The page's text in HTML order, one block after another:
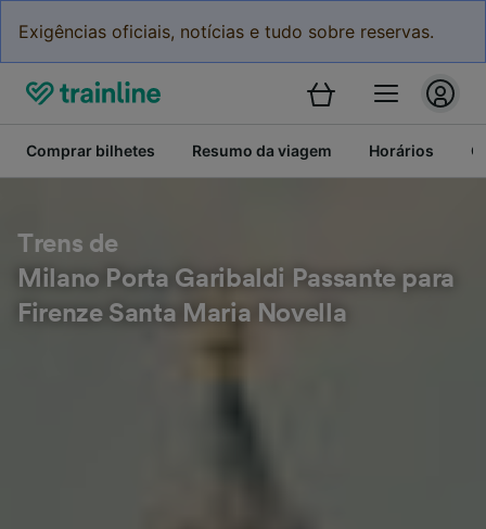
Exigências oficiais, notícias e tudo sobre reservas.
Comprar bilhetes Resumo da viagem Horários
Trens de
Milano Porta Garibaldi Passante para
Firenze Santa Maria Novella